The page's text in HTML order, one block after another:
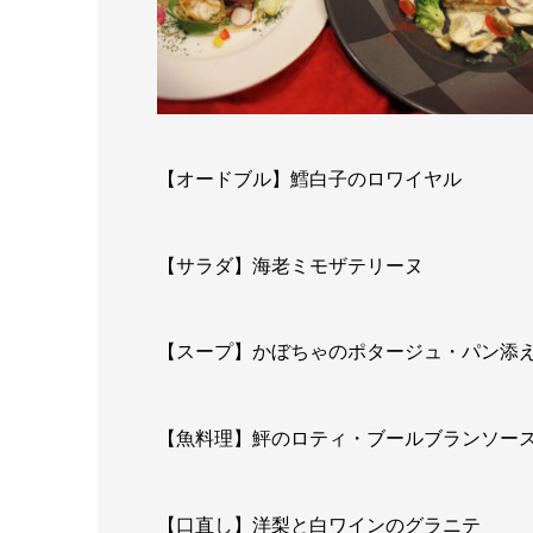
【オードブル】鱈白子のロワイヤル
【サラダ】海老ミモザテリーヌ
【スープ】かぼちゃのポタージュ・パン添
【魚料理】鮃のロティ・ブールブランソー
【口直し】洋梨と白ワインのグラニテ